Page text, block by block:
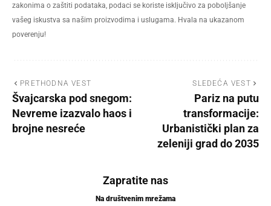
zakonima o zaštiti podataka, podaci se koriste isključivo za poboljšanje
vašeg iskustva sa našim proizvodima i uslugama. Hvala na ukazanom
poverenju!
PRETHODNA VEST
Švajcarska pod snegom:
Nevreme izazvalo haos i
brojne nesreće
SLEDEĆA VEST
Pariz na putu
transformacije:
Urbanistički plan za
zeleniji grad do 2035
Zapratite nas
Na društvenim mrežama